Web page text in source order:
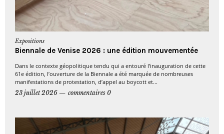
Expositions
Biennale de Venise 2026 : une édition mouvementée
Dans le contexte géopolitique tendu qui a entouré l’inauguration de cette
61e édition, l’ouverture de la Biennale a été marquée de nombreuses
manifestations de protestation, d’appel au boycott et...
23 juillet 2026
commentaires 0